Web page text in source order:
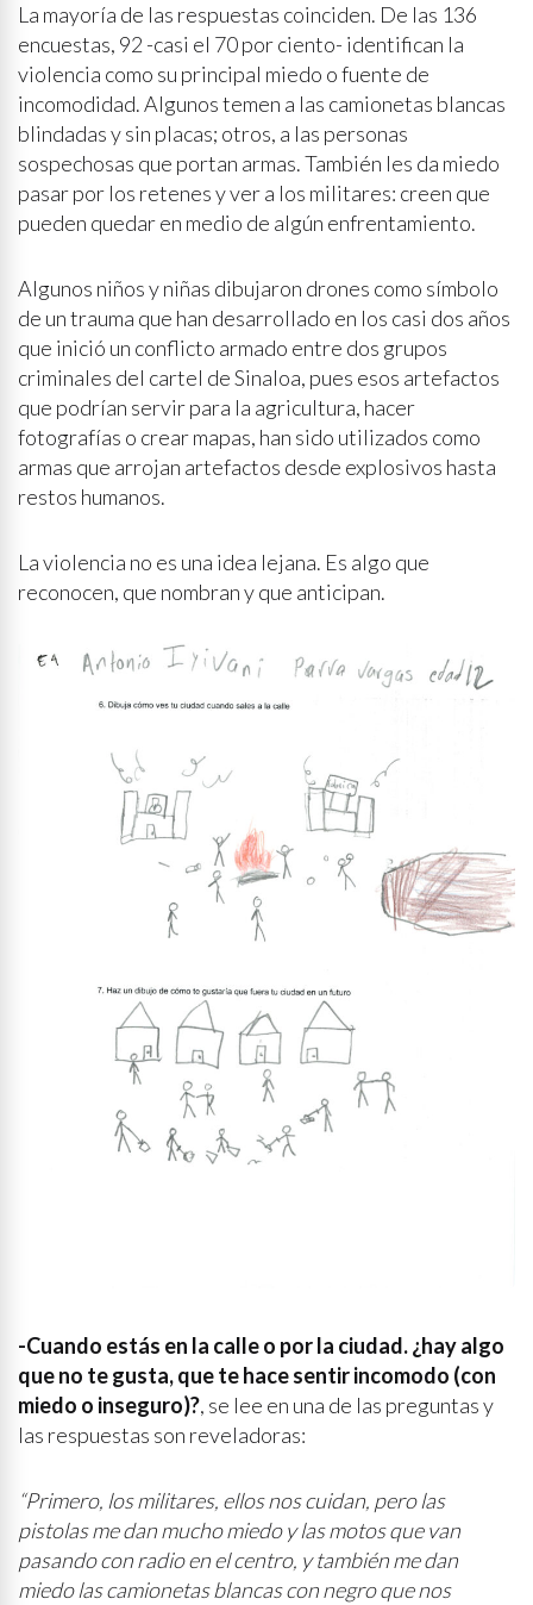
La mayoría de las respuestas coinciden. De las 136
encuestas, 92 -casi el 70 por ciento- identifican la
violencia como su principal miedo o fuente de
incomodidad. Algunos temen a las camionetas blancas
blindadas y sin placas; otros, a las personas
sospechosas que portan armas. También les da miedo
pasar por los retenes y ver a los militares: creen que
pueden quedar en medio de algún enfrentamiento.
Algunos niños y niñas dibujaron drones como símbolo
de un trauma que han desarrollado en los casi dos años
que inició un conflicto armado entre dos grupos
criminales del cartel de Sinaloa, pues esos artefactos
que podrían servir para la agricultura, hacer
fotografías o crear mapas, han sido utilizados como
armas que arrojan artefactos desde explosivos hasta
restos humanos.
La violencia no es una idea lejana. Es algo que
reconocen, que nombran y que anticipan.
-Cuando estás en la calle o por la ciudad. ¿hay algo
que no te gusta, que te hace sentir incomodo (con
miedo o inseguro)?, se lee en una de las preguntas y
las respuestas son reveladoras:
“Primero, los militares, ellos nos cuidan, pero las
pistolas me dan mucho miedo y las motos que van
pasando con radio en el centro, y también me dan
miedo las camionetas blancas con negro que nos